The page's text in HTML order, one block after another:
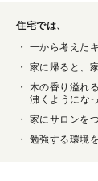
住宅では、
一から考えた
家に帰ると、
木の香り溢れ
沸くようにな
家にサロンを
勉強する環境